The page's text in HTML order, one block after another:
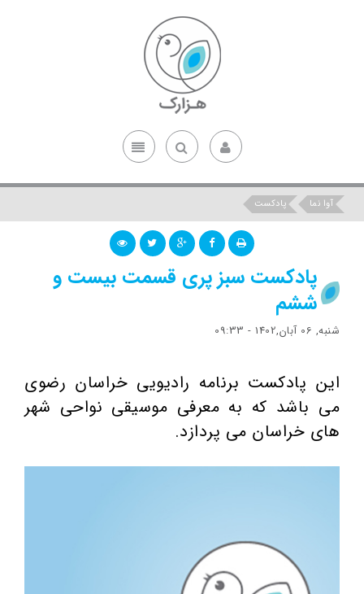
آوا نما پادکست
پادکست سبز پری قسمت بیست و
ششم
شنبه, 06 آبان,1402 - 09:33
این پادکست برنامه رادیویی خراسان رضوی
می باشد که به معرفی موسیقی نواحی شهر
های خراسان می پردازد.